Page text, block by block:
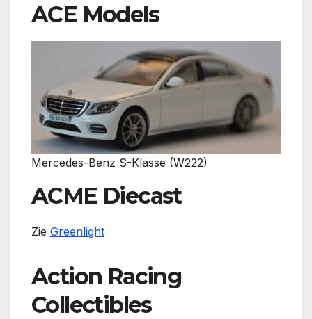
ACE Models
Mercedes-Benz S-Klasse (W222)
ACME Diecast
Zie Greenlight
Action Racing
Collectibles